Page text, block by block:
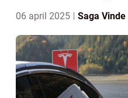
06 april 2025 Saga Vinde